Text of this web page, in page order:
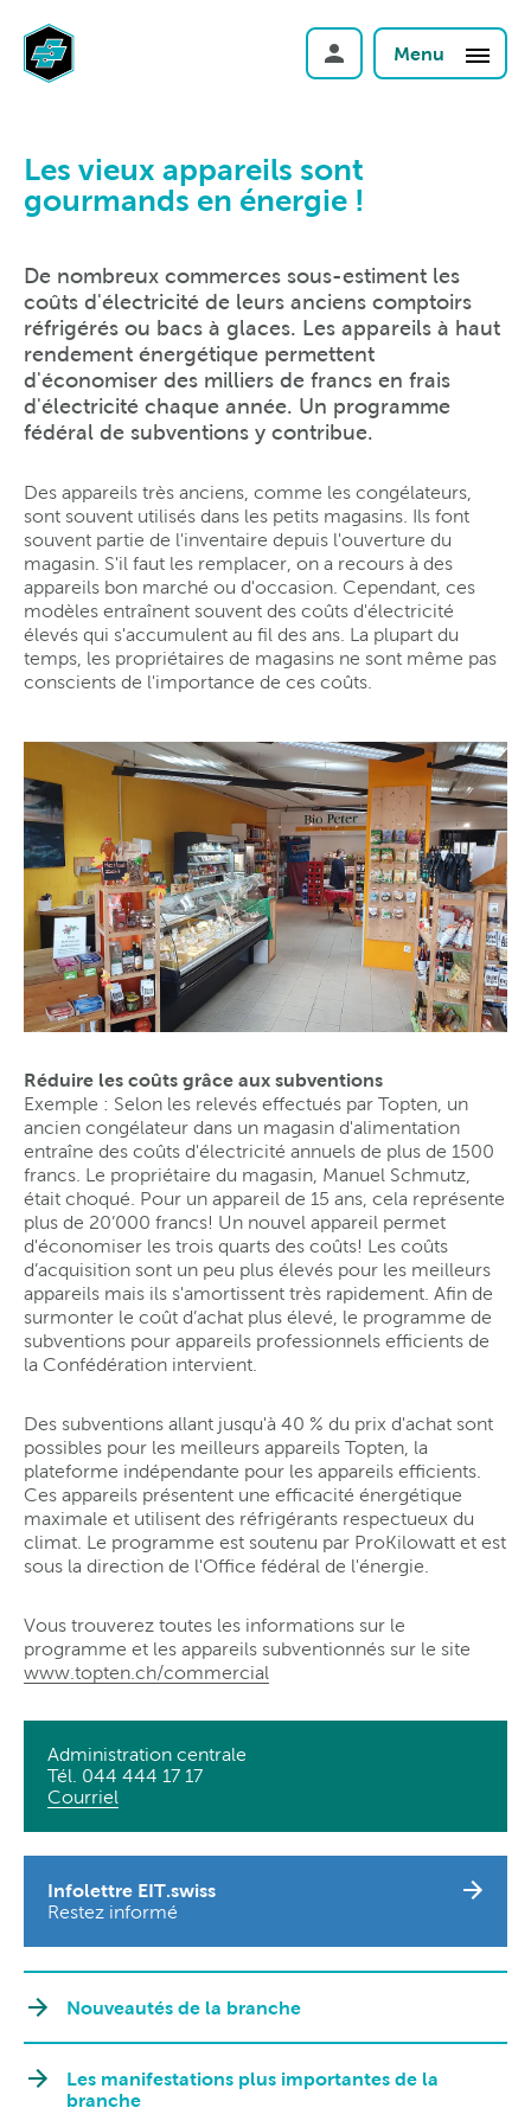
Menu
Les vieux appareils sont
gourmands en énergie !
De nombreux commerces sous-estiment les
coûts d'électricité de leurs anciens comptoirs
réfrigérés ou bacs à glaces. Les appareils à haut
rendement énergétique permettent
d'économiser des milliers de francs en frais
d'électricité chaque année. Un programme
fédéral de subventions y contribue.
Des appareils très anciens, comme les congélateurs,
sont souvent utilisés dans les petits magasins. Ils font
souvent partie de l'inventaire depuis l'ouverture du
magasin. S'il faut les remplacer, on a recours à des
appareils bon marché ou d'occasion. Cependant, ces
modèles entraînent souvent des coûts d'électricité
élevés qui s'accumulent au fil des ans. La plupart du
temps, les propriétaires de magasins ne sont même pas
conscients de l'importance de ces coûts.
Réduire les coûts grâce aux subventions
Exemple : Selon les relevés effectués par Topten, un
ancien congélateur dans un magasin d'alimentation
entraîne des coûts d'électricité annuels de plus de 1500
francs. Le propriétaire du magasin, Manuel Schmutz,
était choqué. Pour un appareil de 15 ans, cela représente
plus de 20’000 francs! Un nouvel appareil permet
d'économiser les trois quarts des coûts! Les coûts
d’acquisition sont un peu plus élevés pour les meilleurs
appareils mais ils s'amortissent très rapidement. Afin de
surmonter le coût d’achat plus élevé, le programme de
subventions pour appareils professionnels efficients de
la Confédération intervient.
Des subventions allant jusqu'à 40 % du prix d'achat sont
possibles pour les meilleurs appareils Topten, la
plateforme indépendante pour les appareils efficients.
Ces appareils présentent une efficacité énergétique
maximale et utilisent des réfrigérants respectueux du
climat. Le programme est soutenu par ProKilowatt et est
sous la direction de l'Office fédéral de l'énergie.
Vous trouverez toutes les informations sur le
programme et les appareils subventionnés sur le site
www.topten.ch/commercial
Administration centrale
Tél. 044 444 17 17
Courriel
Infolettre EIT.swiss
Restez informé
Nouveautés de la branche
Les manifestations plus importantes de la
branche